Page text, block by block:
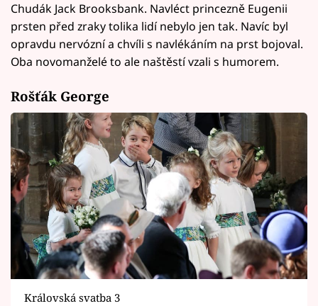
Chudák Jack Brooksbank. Navléct princezně Eugenii
prsten před zraky tolika lidí nebylo jen tak. Navíc byl
opravdu nervózní a chvíli s navlékáním na prst bojoval.
Oba novomanželé to ale naštěstí vzali s humorem.
Rošťák George
Královská svatba 3